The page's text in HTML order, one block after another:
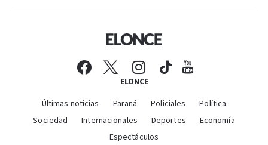
ELONCE
Últimas noticias Paraná Policiales
Política
Sociedad
Internacionales Deportes
Economía
Espectáculos